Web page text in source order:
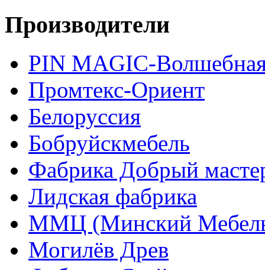
Производители
PIN MAGIС-
Промтекс-Ориент
Белоруссия
Бобруйскмебель
Фабрика Добрый
Лидская фабрика
ММЦ (Минский
Могилёв Древ